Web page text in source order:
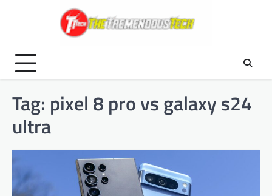
Tag: pixel 8 pro vs galaxy s24
ultra